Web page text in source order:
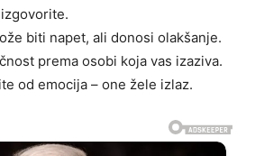
biti napet, ali donosi olakšanje.
prema osobi koja vas izaziva.
od emocija – one žele izlaz.